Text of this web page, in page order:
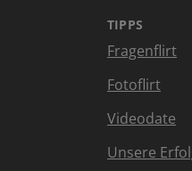
TIPPS
Fragenflirt
Fotoflirt
Videodate
Unsere